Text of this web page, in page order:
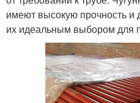
имеют высокую прочность и
их идеальным выбором для